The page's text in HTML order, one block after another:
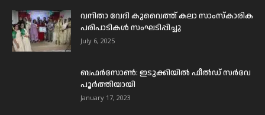
വനിതാ വേദി കുവൈത്ത് കലാ സാംസ്കാരിക
പരിപാടികൾ സംഘടിപ്പിച്ചു
July 6, 2025
ബഫര്‍സോണ്‍: ഇടുക്കിയില്‍ ഫീല്‍ഡ് സര്‍വേ
പൂര്‍ത്തിയായി
January 17, 2023